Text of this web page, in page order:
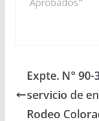
Bilingüe y
Organismos
competentes,
los medios que
Expte. N°
servicio de
Rodeo